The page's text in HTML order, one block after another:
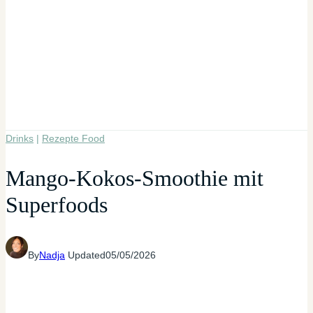
Drinks | Rezepte Food
Mango-Kokos-Smoothie mit
Superfoods
ByNadja Updated05/05/2026